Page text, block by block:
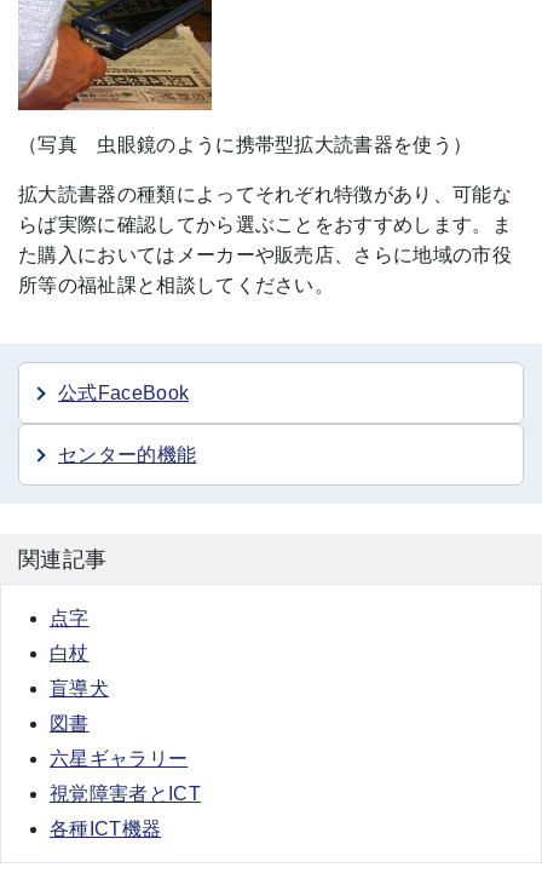
（写真 虫眼鏡のように携帯型拡大読書器を使う）
拡大読書器の種類によってそれぞれ特徴があり、可能な
らば実際に確認してから選ぶことをおすすめします。ま
た購入においてはメーカーや販売店、さらに地域の市役
所等の福祉課と相談してください。
公式FaceBook
センター的機能
関連記事
点字
白杖
盲導犬
図書
六星ギャラリー
視覚障害者とICT
各種ICT機器